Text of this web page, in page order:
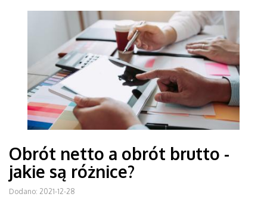
Obrót netto a obrót brutto -
jakie są różnice?
Dodano: 2021-12-28